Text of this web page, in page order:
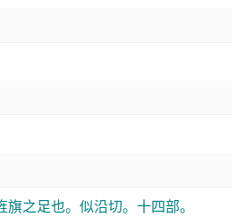
之足也。似沿切。十四部。